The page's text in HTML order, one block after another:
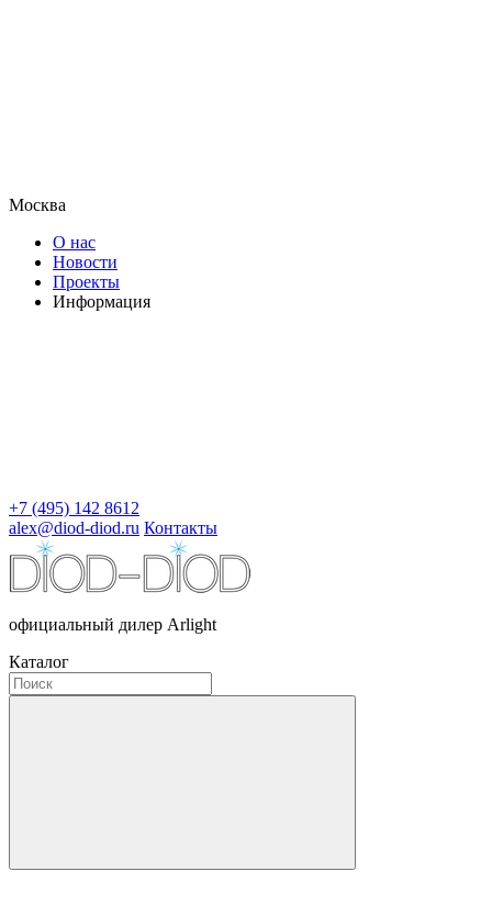
Москва
О нас
Новости
Проекты
Информация
+7 (495) 142 8612
alex@diod-diod.ru Контакты
официальный дилер Arlight
Каталог